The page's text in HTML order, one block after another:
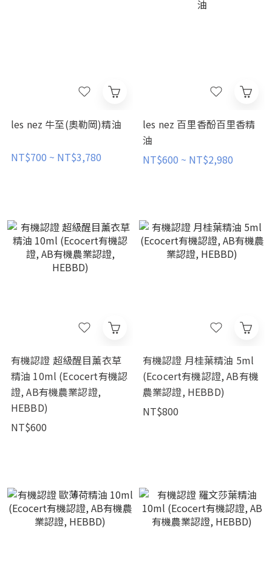
les nez 牛至(奧勒岡)精油
NT$700 ~ NT$3,780
les nez 百里香酚百里香精
油
NT$600 ~ NT$2,980
有機認證 超級醒目薰衣草
精油 10ml (Ecocert有機認
證, AB有機農業認證,
HEBBD)
NT$600
有機認證 月桂葉精油 5ml
(Ecocert有機認證, AB有機
農業認證, HEBBD)
NT$800